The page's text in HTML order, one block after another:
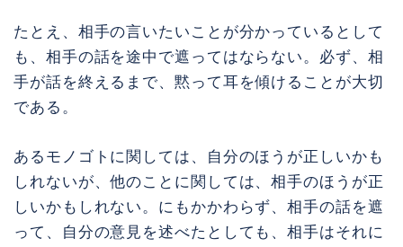
たとえ、相手の言いたいことが分かっているとして
も、相手の話を途中で遮ってはならない。必ず、相
手が話を終えるまで、黙って耳を傾けることが大切
である。
あるモノゴトに関しては、自分のほうが正しいかも
しれないが、他のことに関しては、相手のほうが正
しいかもしれない。にもかかわらず、相手の話を遮
って、自分の意見を述べたとしても、相手はそれに